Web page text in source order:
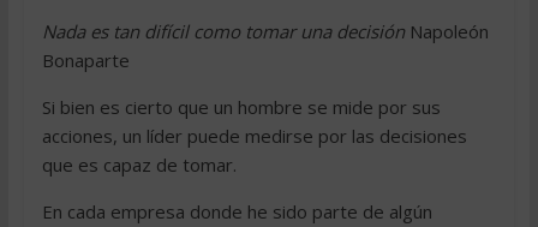
Nada es tan difícil como tomar una decisiónNapoleón
Bonaparte
Si bien es cierto que un hombre se mide por sus
acciones, un líder puede medirse por las decisiones
que es capaz de tomar.
En cada empresa donde he sido parte de algún